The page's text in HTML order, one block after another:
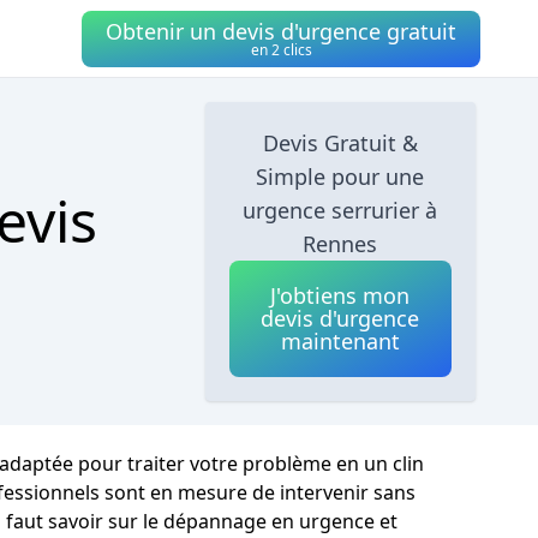
Obtenir un devis d'urgence gratuit
en 2 clics
Devis Gratuit &
Simple pour une
urgence serrurier à
Rennes
J'obtiens mon
devis d'urgence
maintenant
pour traiter votre problème en un clin
sont en mesure de intervenir sans
savoir sur le dépannage en urgence et